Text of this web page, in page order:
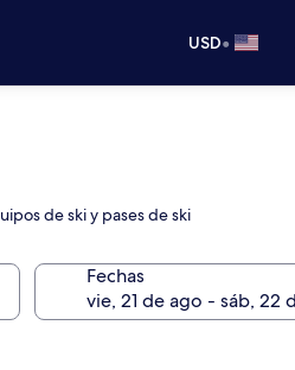
USD•
de ski y pases de ski
Fechas